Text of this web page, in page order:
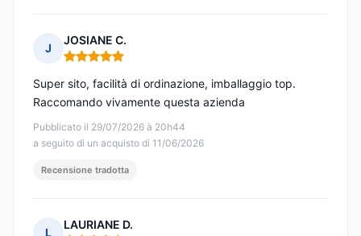
J
JOSIANE C.
Nota: 5 su 5
Pubblicato il 29/07/2026 à 20h44
a seguito di un acquisto di 11/06/2026
Super sito, facilità di ordinazione, imballaggio top.
Raccomando vivamente questa azienda
Recensione tradotta
L
LAURIANE D.